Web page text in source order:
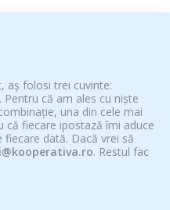
aș folosi trei cuvinte:
că am ales cu niște
una din cele mai
că fiecare ipostază îmi aduce
dată. Dacă vrei să
. Restul fac